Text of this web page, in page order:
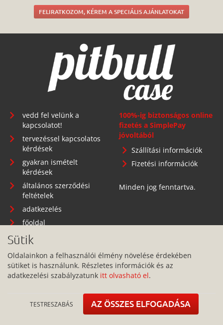
FELIRATKOZOM, KÉREM A SPECIÁLIS AJÁNLATOKAT
vedd fel velünk a
kapcsolatot!
tervezéssel kapcsolatos
kérdések
gyakran ismételt
kérdések
általános szerződési
feltételek
adatkezelés
főoldal
100%-ig biztonságos online
fizetés a SimplePay
jóvoltából
Szállítási információk
Fizetési információk
Minden jog fenntartva.
Telephely: 1134 Budapest, Angyalföldi út 25.
info@pitbullcase.hu
+36706364305
Sütik
Oldalainkon a felhasználói élmény növelése érdekében
sütiket is használunk. Részletes információk és az
adatkezelési szabályzatunk itt olvasható el.
TESTRESZABÁS AZ ÖSSZES ELFOGADÁSA